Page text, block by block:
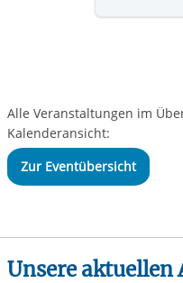
Alle Veranstaltungen im
Kalenderansicht:
Zur Eventübersicht
Unsere